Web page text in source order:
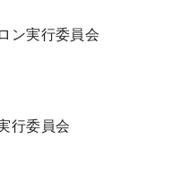
ン実行委員会
行委員会